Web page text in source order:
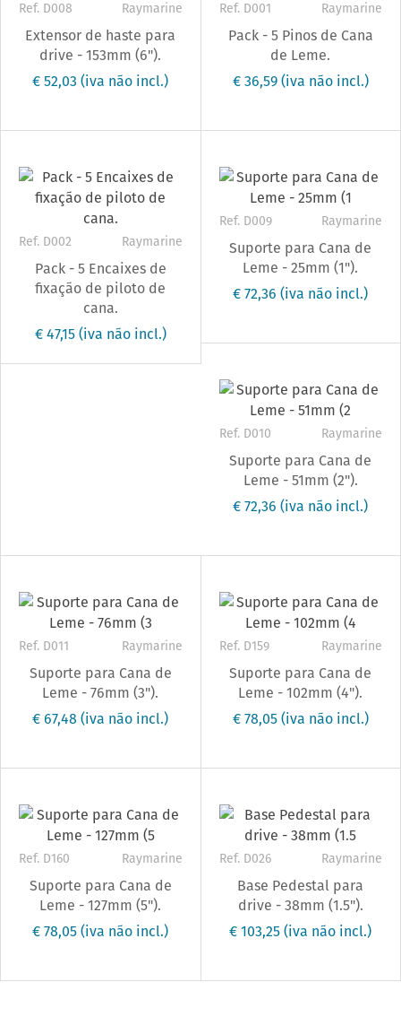
Ref. D008 Raymarine
Extensor de haste para
drive - 153mm (6").
€ 52,03(iva não incl.)
Ref. D001 Raymarine
Pack - 5 Pinos de Cana
de Leme.
€ 36,59(iva não incl.)
Ref. D002 Raymarine
Pack - 5 Encaixes de
fixação de piloto de
cana.
€ 47,15(iva não incl.)
Ref. D009 Raymarine
Suporte para Cana de
Leme - 25mm (1").
€ 72,36(iva não incl.)
Ref. D010 Raymarine
Suporte para Cana de
Leme - 51mm (2").
€ 72,36(iva não incl.)
Ref. D011 Raymarine
Suporte para Cana de
Leme - 76mm (3").
€ 67,48(iva não incl.)
Ref. D159 Raymarine
Suporte para Cana de
Leme - 102mm (4").
€ 78,05(iva não incl.)
Ref. D160 Raymarine
Suporte para Cana de
Leme - 127mm (5").
€ 78,05(iva não incl.)
Ref. D026 Raymarine
Base Pedestal para
drive - 38mm (1.5").
€ 103,25(iva não incl.)